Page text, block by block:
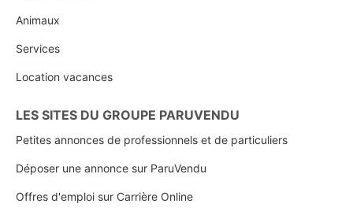
Animaux
Services
Location vacances
LES SITES DU GROUPE PARUVENDU
Petites annonces de professionnels et de particuliers
Déposer une annonce sur ParuVendu
Offres d'emploi sur Carrière Online